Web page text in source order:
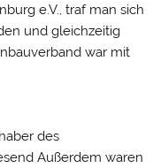
e.V., traf man sich
und gleichzeitig
war mit
des
Außerdem waren